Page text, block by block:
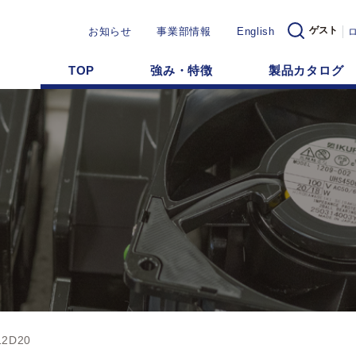
お知らせ 事業部情報 English ゲスト
TOP 強み・特徴 製品カタログ